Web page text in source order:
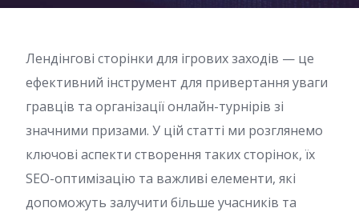
Лендінгові сторінки для ігрових заходів — це
ефективний інструмент для привертання уваги
гравців та організації онлайн-турнірів зі
значними призами. У цій статті ми розглянемо
ключові аспекти створення таких сторінок, їх
SEO-оптимізацію та важливі елементи, які
допоможуть залучити більше учасників та